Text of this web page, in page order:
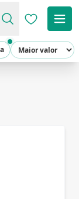
Favoritos